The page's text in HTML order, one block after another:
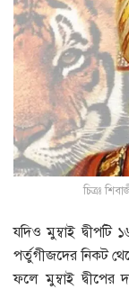
চিত্রঃ
যদিও মুম্বাই দ্বীপটি
পর্তুগীজদের নিকট
ফলে মুম্বাই দ্বীপের